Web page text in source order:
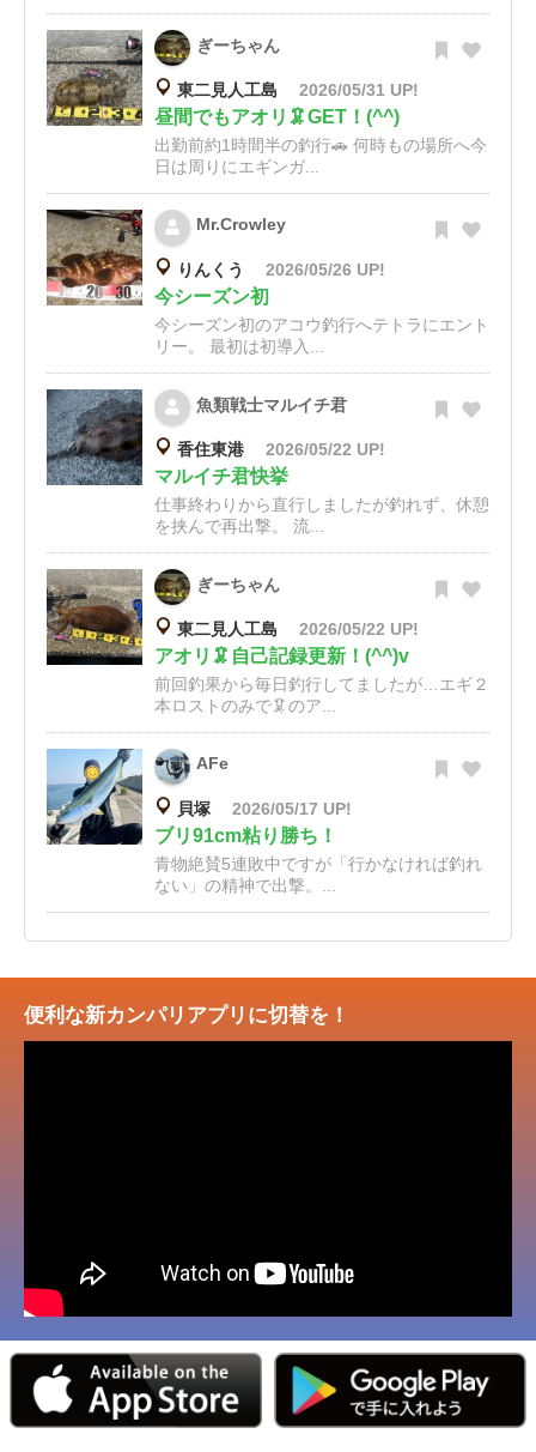
ぎーちゃん
東二見人工島 2026/05/31 UP!
昼間でもアオリ🦑GET！(^^)
出勤前約1時間半の釣行🚗 何時もの場所へ今
日は周りにエギンガ...
Mr.Crowley
りんくう 2026/05/26 UP!
今シーズン初
今シーズン初のアコウ釣行へテトラにエント
リー。 最初は初導入...
魚類戦士マルイチ君
香住東港 2026/05/22 UP!
マルイチ君快挙
仕事終わりから直行しましたが釣れず、休憩
を挟んで再出撃。 流...
ぎーちゃん
東二見人工島 2026/05/22 UP!
アオリ🦑自己記録更新！(^^)v
前回釣果から毎日釣行してましたが…エギ２
本ロストのみで🦑のア...
AFe
貝塚 2026/05/17 UP!
ブリ91cm粘り勝ち！
青物絶賛5連敗中ですが「行かなければ釣れ
ない」の精神で出撃。...
便利な新カンパリアプリに切替を！